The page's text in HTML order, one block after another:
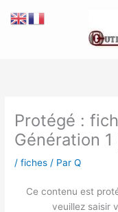
Protégé :
Génération 1
/fiches / ParQ
Ce contenu est
veuillez saisir